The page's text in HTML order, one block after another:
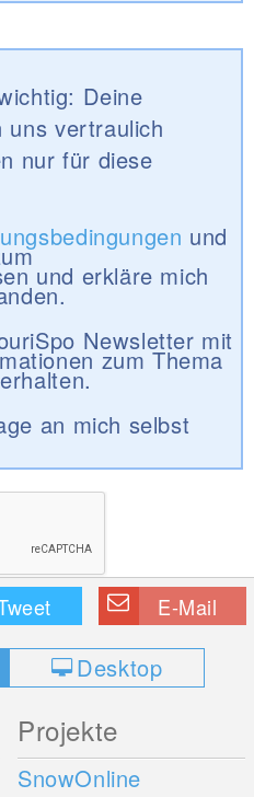
Deine
uns vertraulich
nur für diese
und
und erkläre mich
Newsletter mit
zum Thema
an mich selbst
E-Mail
Desktop
Projekte
SnowOnline